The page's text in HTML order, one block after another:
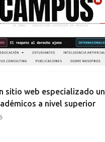
sitio web especializado un
a nivel superior